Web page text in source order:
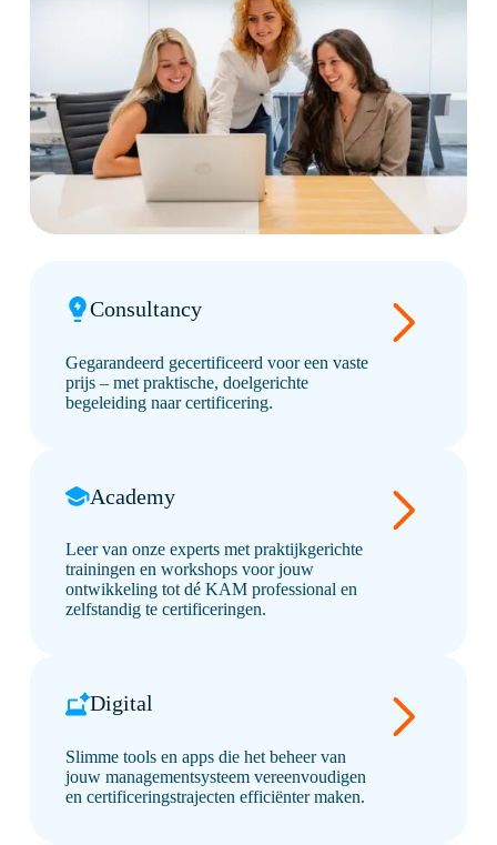
Consultancy
Gegarandeerd gecertificeerd voor een vaste
prijs – met praktische, doelgerichte
begeleiding naar certificering.
Academy
Leer van onze experts met praktijkgerichte
trainingen en workshops voor jouw
ontwikkeling tot dé KAM professional en
zelfstandig te certificeringen.
Digital
Slimme tools en apps die het beheer van
jouw managementsysteem vereenvoudigen
en certificeringstrajecten efficiënter maken.